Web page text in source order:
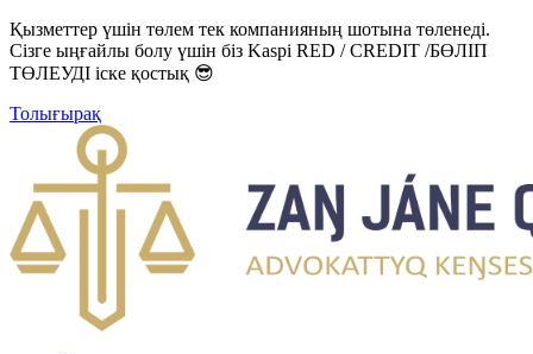
Қызметтер үшін төлем тек компанияның шотына төленеді.
Сізге ыңғайлы болу үшін біз Kaspi RED / CREDIT /БӨЛІП
ТӨЛЕУДІ іске қостық 😎
Толығырақ